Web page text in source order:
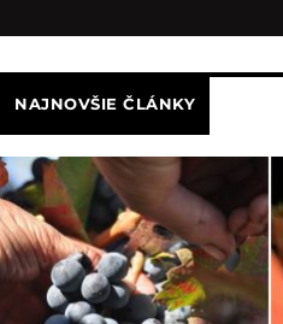
NAJNOVŠIE ČLÁNKY